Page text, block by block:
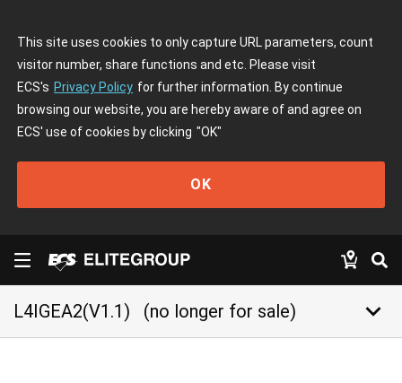
This site uses cookies to only capture URL parameters, count
visitor number, share functions and etc. Please visit
ECS's Privacy Policy for further information. By continue
browsing our website, you are hereby aware of and agree on
ECS' use of cookies by clicking "OK"
OK
L4IGEA2(V1.1) (no longer for sale) keyboard_arrow_down